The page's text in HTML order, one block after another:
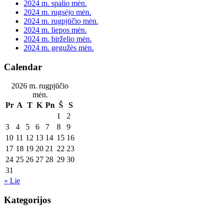
2024 m. spalio mėn.
2024 m. rugsėjo mėn.
2024 m. rugpjūčio mėn.
2024 m. liepos mėn.
2024 m. birželio mėn.
2024 m. gegužės mėn.
Calendar
2026 m. rugpjūčio
mėn.
Pr A T K Pn Š
S
1
2
3
4 5 6 7 8
9
10 11 12 13 14 15 16
17 18 19 20 21 22 23
24 25 26 27 28 29 30
31
« Lie
Kategorijos